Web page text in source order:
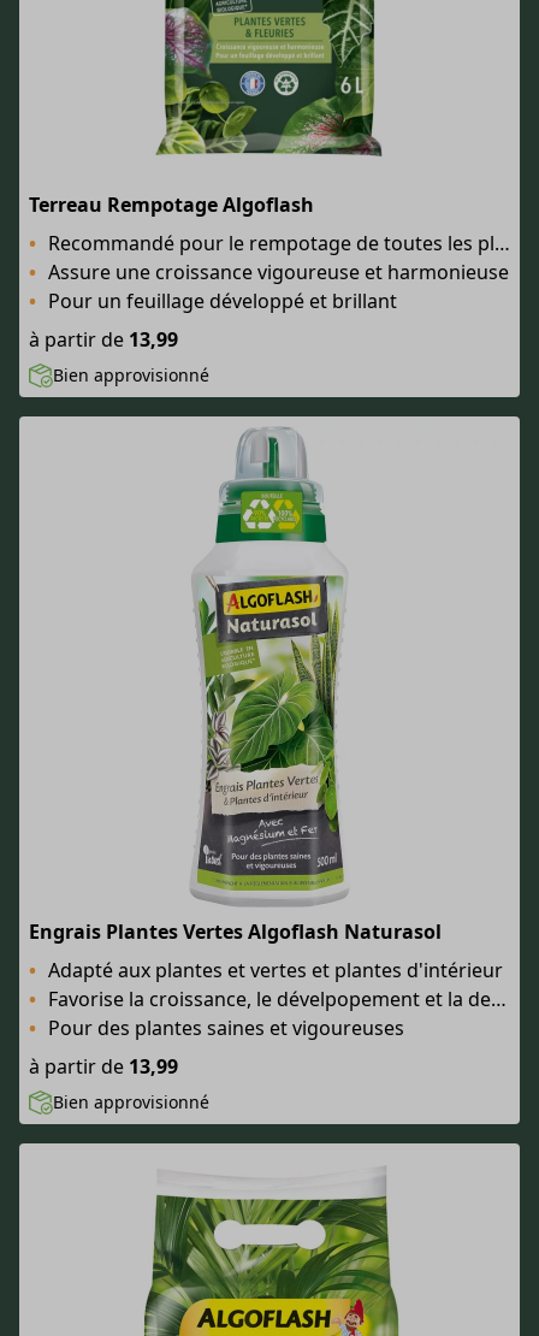
Terreau Rempotage Algoflash
Recommandé pour le rempotage de toutes les plantes d'intérieur vertes et fleuries
Assure une croissance vigoureuse et harmonieuse
Pour un feuillage développé et brillant
à partir de 13,99
Bien approvisionné
Engrais Plantes Vertes Algoflash Naturasol
Adapté aux plantes et vertes et plantes d'intérieur
Favorise la croissance, le dévelpopement et la densité du feuillage
Pour des plantes saines et vigoureuses
à partir de 13,99
Bien approvisionné